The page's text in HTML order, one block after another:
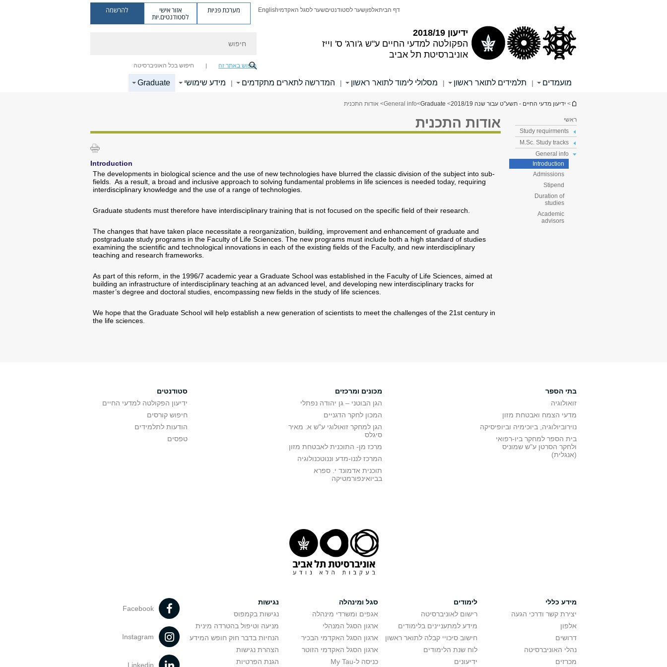
ידיעון 2018/19
הפקולטה למדעי החיים ע"ש ג'ורג' ס' וייז
אוניברסיטת תל אביב
דף הביתאלפוןשער לסטודנטיםשער לסגל האקדמיEnglish מערכת פניות אזור אישי
לסטודנטים.יות
להרשמה
חיפוש באתר זה חיפוש בכל האוניברסיטה
מועמדים | תלמידים לתואר ראשון | מסלולי לימוד לתואר ראשון | המדרשה לתארים מתקדמים | מידע שימושי Graduate
הינך נמצא כאן
> ידיעון מדעי החיים - תשע"ט עבור שנה 2018/19 >
Graduate
>
General info> אודות התכנית
ראשי
Study requirments
M.Sc. Study tracks
General info
Introduction
Admissions
Stipend
Duration of
studies
Academic
advisors
אודות התכנית
Introduction
The developments in biological science and the use of new technologies have blurred the classic division of the subject into sub-
fields. As a result, a broad and inclusive approach to solving fundamental problems in life sciences is needed today, requiring
interdisciplinary knowledge and the use of a range of technologies.
Graduate students must therefore have interdisciplinary training that is not focused on the specific field of their research.
The changes that have taken place necessitate a reorganization, building, improvement and enhancement of graduate and
postgraduate study programs in the Faculty of Life Sciences. The new programs must include both a high standard of studies
examining the scientific and technological innovations in each of the existing fields of the Faculty, and new interdisciplinary
teaching and research frameworks.
As part of this reform, in the 1996/7 academic year a Graduate School was established in the Faculty of Life Sciences, aimed at
building an infrastructure of interdisciplinary teaching at an advanced level, and developing new interdisciplinary tracks for
master’s degree and doctoral studies, encompassing new fields in the study of life sciences.
We hope that the Graduate School will help establish a new generation of scientists to meet the challenges of the 21st century in
the life sciences.
בתי הספר
זואולוגיה
מדעי הצמח ואבטחת מזון
נוירוביולוגיה, ביוכימיה וביופיסיקה
בית הספר למחקר ביו-רפואי
ולחקר הסרטן ע"ש שמוניס
(אנגלית)
מכונים ומרכזים
הגן הבוטני – גן יהודה נפתלי
המכון לחקר הדגניים
הגן למחקר זואולוגי ע"ש א. מאיר
סיגלס
מרכז מן- התוכנית לאבטחת מזון
המרכז לננו-מדע וננוטכנולוגיה
תוכנית אדמונד י. ספרא
בביואינפורמטיקה
סטודנטים
ידיעון הפקולטה למדעי החיים
חיפוש קורסים
הודעות לתלמידים
טפסים
מידע כללי
יצירת קשר ודרכי הגעה
אלפון
דרושים
נהלי האוניברסיטה
מכרזים
לימודים
רישום לאוניברסיטה
מידע למתעניינים בלימודים
חישוב סיכויי קבלה לתואר ראשון
לוח שנת הלימודים
ידיעונים
סגל ומינהלה
אגפים ומשרדי מינהלה
ארגון הסגל המנהלי
ארגון הסגל האקדמי הבכיר
ארגון הסגל האקדמי הזוטר
כניסה ל-My Tau
נגישות
נגישות בקמפוס
מניעה וטיפול בהטרדה מינית
הנחיות בדבר חוק חופש המידע
הצהרת נגישות
הגנת הפרטיות
Facebook
Instagram
Linkedin